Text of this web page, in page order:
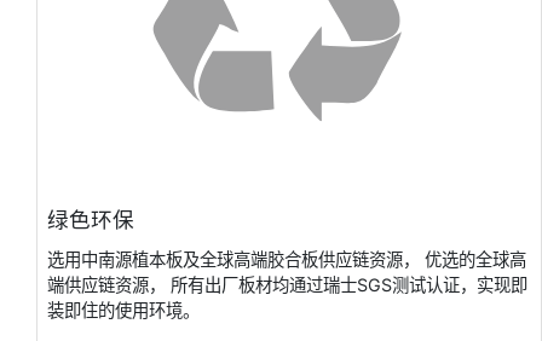
绿色环保
选⽤中南源植本板及全球⾼端胶合板供应链资源， 优选的全球⾼
端供应链资源， 所有出⼚板材均通过瑞⼠SGS测试认证，实现即
装即住的使⽤环境。